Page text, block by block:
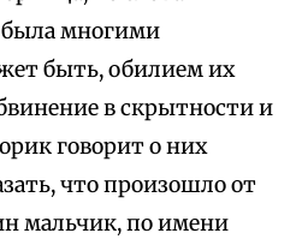
была многими
быть, обилием их
в скрытности и
говорит о них
что произошло от
мальчик, по имени